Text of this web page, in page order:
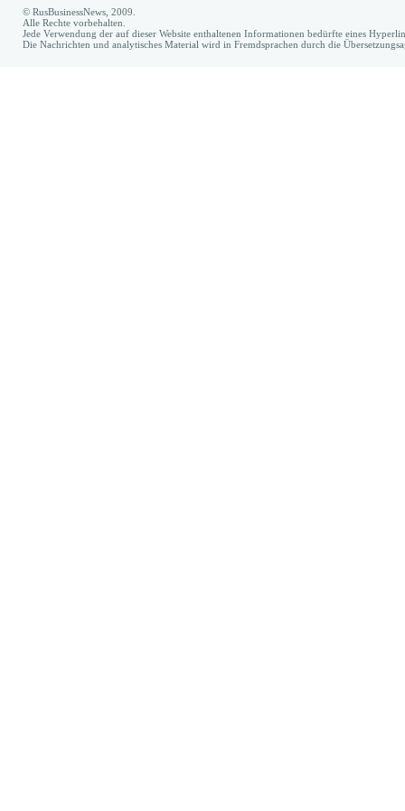
© RusBusinessNews, 2009.
Alle Rechte vorbehalten.
Jede Verwendung der auf dieser Website enthaltenen Informationen bedürfte eines
Die Nachrichten und analytisches Material wird in Fremdsprachen durch die